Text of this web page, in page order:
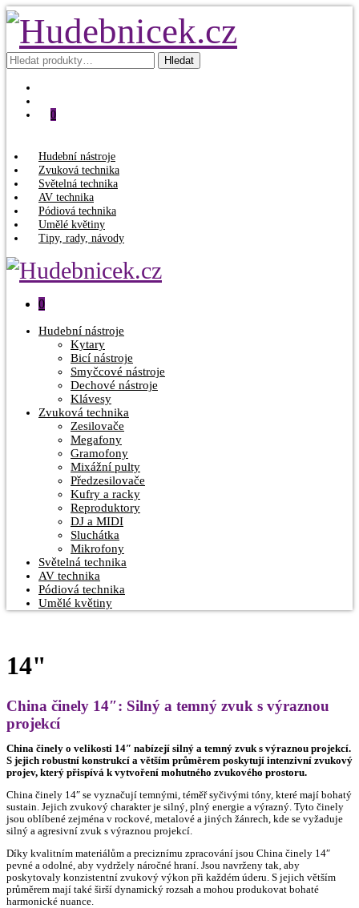
Hledat: Hledat
0
Hudební nástroje
Zvuková technika
Světelná technika
AV technika
Pódiová technika
Umělé květiny
Tipy, rady, návody
0
Hudební nástroje
Kytary
Bicí nástroje
Smyčcové nástroje
Dechové nástroje
Klávesy
Zvuková technika
Zesilovače
Megafony
Gramofony
Mixážní pulty
Předzesilovače
Kufry a racky
Reproduktory
DJ a MIDI
Sluchátka
Mikrofony
Světelná technika
AV technika
Pódiová technika
Umělé květiny
14"
China činely 14″: Silný a temný zvuk s výraznou
projekcí
China činely o velikosti 14″ nabízejí silný a temný zvuk s výraznou projekcí.
S jejich robustní konstrukcí a větším průměrem poskytují intenzivní zvukový
projev, který přispívá k vytvoření mohutného zvukového prostoru.
China činely 14″ se vyznačují temnými, téměř syčivými tóny, které mají bohatý
sustain. Jejich zvukový charakter je silný, plný energie a výrazný. Tyto činely
jsou oblíbené zejména v rockové, metalové a jiných žánrech, kde se vyžaduje
silný a agresivní zvuk s výraznou projekcí.
Díky kvalitním materiálům a preciznímu zpracování jsou China činely 14″
pevné a odolné, aby vydržely náročné hraní. Jsou navrženy tak, aby
poskytovaly konzistentní zvukový výkon při každém úderu. S jejich větším
průměrem mají také širší dynamický rozsah a mohou produkovat bohaté
harmonické nuance.